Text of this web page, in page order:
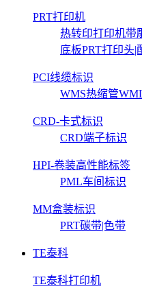
PRT打印机
热转印打印机带
底板PRT打印头|
PCI线缆标识
WMS热缩管
CRD-卡式标识
CRD端子标识
HPI-卷装高性能标签
PML车间标识
MM盒装标识
PRT碳带|色带
TE泰科
TE泰科打印机